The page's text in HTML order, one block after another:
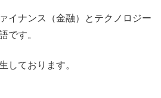
イナンス（金融）とテクノロジー
です。
しております。